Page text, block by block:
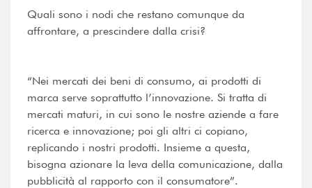
Quali sono i nodi che restano comunque da
affrontare, a prescindere dalla crisi?
“Nei mercati dei beni di consumo, ai prodotti di
marca serve soprattutto l’innovazione. Si tratta di
mercati maturi, in cui sono le nostre aziende a fare
ricerca e innovazione; poi gli altri ci copiano,
replicando i nostri prodotti. Insieme a questa,
bisogna azionare la leva della comunicazione, dalla
pubblicità al rapporto con il consumatore”.